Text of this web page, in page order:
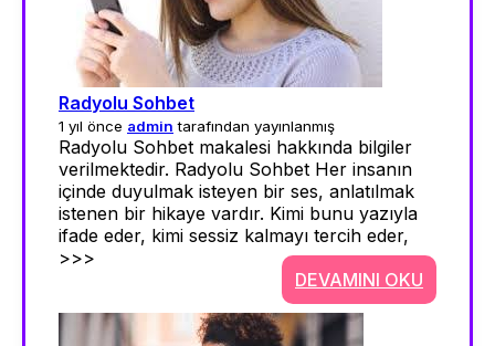
Radyolu Sohbet
1 yıl önce admin tarafından yayınlanmış
Radyolu Sohbet makalesi hakkında bilgiler
verilmektedir. Radyolu Sohbet Her insanın
içinde duyulmak isteyen bir ses, anlatılmak
istenen bir hikaye vardır. Kimi bunu yazıyla
ifade eder, kimi sessiz kalmayı tercih eder,
>>>
DEVAMINI OKU